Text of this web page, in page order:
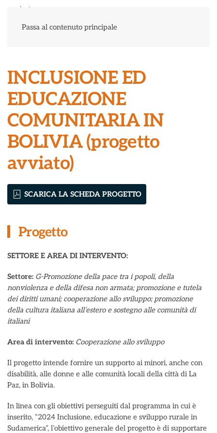
Passa al contenuto principale
INCLUSIONE ED
EDUCAZIONE
COMUNITARIA IN
BOLIVIA (progetto
avviato)
SCARICA LA SCHEDA PROGETTO
Progetto
SETTORE E AREA DI INTERVENTO:
Settore: G-Promozione della pace tra i popoli, della
nonviolenza e della difesa non armata; promozione e tutela
dei diritti umani; cooperazione allo sviluppo; promozione
della cultura italiana all’estero e sostegno alle comunità di
italiani
Area di intervento: Cooperazione allo sviluppo
Il progetto intende fornire un supporto ai minori, anche con
disabilità, alle donne e alle comunità locali della città di La
Paz, in Bolivia.
In linea con gli obiettivi perseguiti dal programma in cui è
inserito, “2024 Inclusione, educazione e sviluppo rurale in
Sudamerica”, l’obiettivo generale del progetto è di supportare